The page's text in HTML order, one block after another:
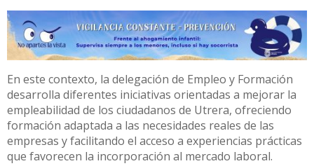
En este contexto, la delegación de Empleo y Formación
desarrolla diferentes iniciativas orientadas a mejorar la
empleabilidad de los ciudadanos de Utrera, ofreciendo
formación adaptada a las necesidades reales de las
empresas y facilitando el acceso a experiencias prácticas
que favorecen la incorporación al mercado laboral.